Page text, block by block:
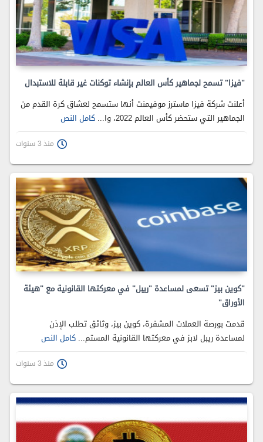
"فيزا" تسمح لجماهير كأس العالم بإنشاء توكنات غير قابلة للاستبدال
أعلنت شركة فيزا ماسترز موفيمنت أنها ستسمح لعشاق كرة القدم من
الجماهير التي ستحضر كأس العالم 2022، وا...
كامل النص
منذ 3 سنوات
"كوين بيز" تسعى لمساعدة "ريبل" في معركتها القانونية مع "هيئة
الأوراق"
قدمت بورصة العملات المشفرة، كوين بيز، وثائق تطلب الإذن
لمساعدة ريبل لابز في معركتها القانونية المستم...كامل النص
منذ 3 سنوات